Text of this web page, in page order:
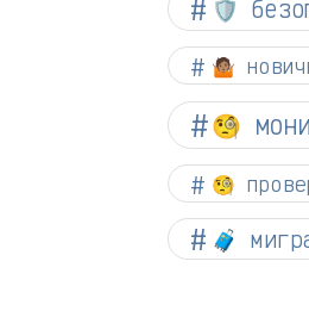
🛡️
🤷🏽
🧐
🧐
🧳